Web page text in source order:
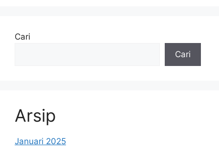
Cari
Cari
Arsip
Januari 2025